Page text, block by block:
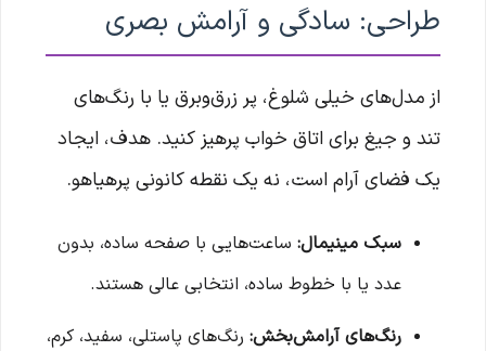
طراحی: سادگی و آرامش بصری
از مدل‌های خیلی شلوغ، پر زرق‌وبرق یا با رنگ‌های
تند و جیغ برای اتاق خواب پرهیز کنید. هدف، ایجاد
یک فضای آرام است، نه یک نقطه کانونی پرهیاهو.
سبک مینیمال: ساعت‌هایی با صفحه ساده، بدون
عدد یا با خطوط ساده، انتخابی عالی هستند.
رنگ‌های آرامش‌بخش: رنگ‌های پاستلی، سفید، کرم،